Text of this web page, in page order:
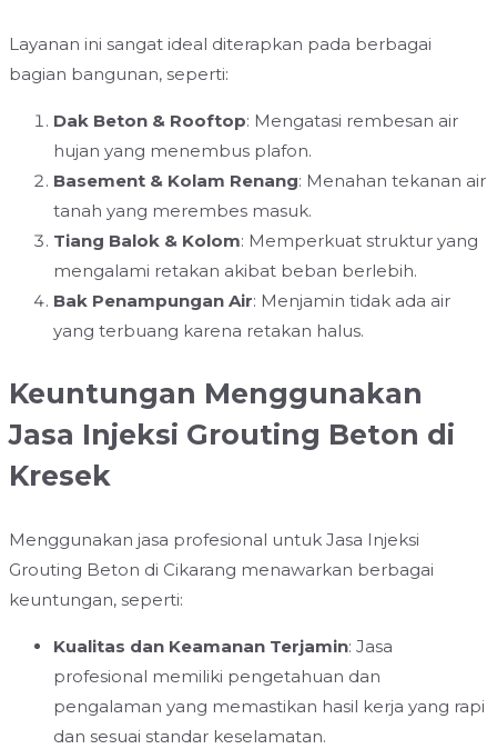
Layanan ini sangat ideal diterapkan pada berbagai
bagian bangunan, seperti:
Dak Beton & Rooftop: Mengatasi rembesan air
hujan yang menembus plafon.
Basement & Kolam Renang: Menahan tekanan air
tanah yang merembes masuk.
Tiang Balok & Kolom: Memperkuat struktur yang
mengalami retakan akibat beban berlebih.
Bak Penampungan Air: Menjamin tidak ada air
yang terbuang karena retakan halus.
Keuntungan Menggunakan
Jasa Injeksi Grouting Beton di
Kresek
Menggunakan jasa profesional untuk Jasa Injeksi
Grouting Beton di Cikarang menawarkan berbagai
keuntungan, seperti:
Kualitas dan Keamanan Terjamin: Jasa
profesional memiliki pengetahuan dan
pengalaman yang memastikan hasil kerja yang rapi
dan sesuai standar keselamatan.